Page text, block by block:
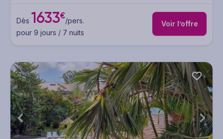
Dès 1633€/pers.
pour 9 jours / 7 nuits
Voir l’offre